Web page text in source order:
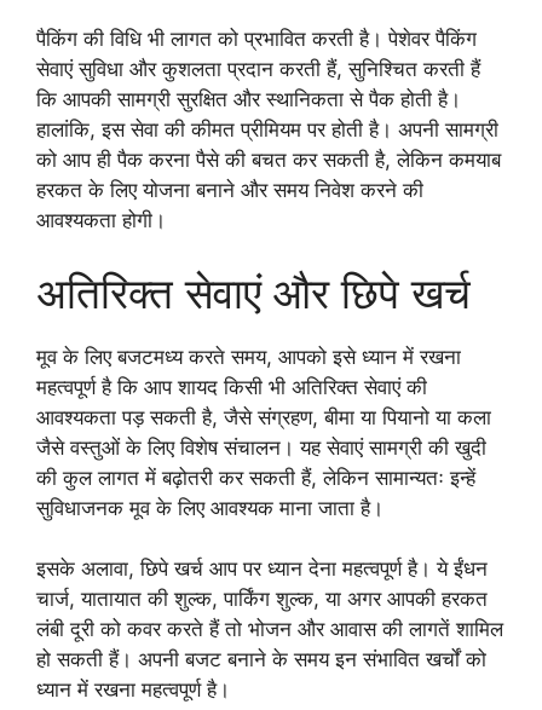
पैकिंग की विधि भी लागत को प्रभावित करती है। पेशेवर पैकिंग
सेवाएं सुविधा और कुशलता प्रदान करती हैं, सुनिश्चित करती हैं
कि आपकी सामग्री सुरक्षित और स्थानिकता से पैक होती है।
हालांकि, इस सेवा की कीमत प्रीमियम पर होती है। अपनी सामग्री
को आप ही पैक करना पैसे की बचत कर सकती है, लेकिन कमयाब
हरकत के लिए योजना बनाने और समय निवेश करने की
आवश्यकता होगी।
अतिरिक्त सेवाएं और छिपे खर्च
मूव के लिए बजटमध्य करते समय, आपको इसे ध्यान में रखना
महत्वपूर्ण है कि आप शायद किसी भी अतिरिक्त सेवाएं की
आवश्यकता पड़ सकती है, जैसे संग्रहण, बीमा या पियानो या कला
जैसे वस्तुओं के लिए विशेष संचालन। यह सेवाएं सामग्री की खुदी
की कुल लागत में बढ़ोतरी कर सकती हैं, लेकिन सामान्यतः इन्हें
सुविधाजनक मूव के लिए आवश्यक माना जाता है।
इसके अलावा, छिपे खर्च आप पर ध्यान देना महत्वपूर्ण है। ये ईंधन
चार्ज, यातायात की शुल्क, पार्किंग शुल्क, या अगर आपकी हरकत
लंबी दूरी को कवर करते हैं तो भोजन और आवास की लागतें शामिल
हो सकती हैं। अपनी बजट बनाने के समय इन संभावित खर्चों को
ध्यान में रखना महत्वपूर्ण है।